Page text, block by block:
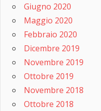
Giugno 2020
Maggio 2020
Febbraio 2020
Dicembre 2019
Novembre 2019
Ottobre 2019
Novembre 2018
Ottobre 2018